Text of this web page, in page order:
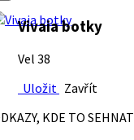
Vivaia botky
Vel 38
Uložit Zavřít
KDE TO SEHNAT